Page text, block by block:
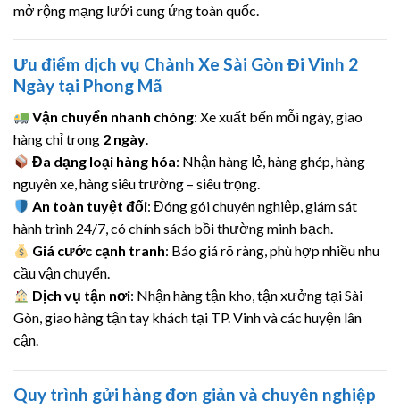
mở rộng mạng lưới cung ứng toàn quốc.
Ưu điểm dịch vụ Chành Xe Sài Gòn Đi Vinh 2
Ngày tại Phong Mã
Vận chuyển nhanh chóng: Xe xuất bến mỗi ngày, giao
hàng chỉ trong 2 ngày.
Đa dạng loại hàng hóa: Nhận hàng lẻ, hàng ghép, hàng
nguyên xe, hàng siêu trường – siêu trọng.
An toàn tuyệt đối: Đóng gói chuyên nghiệp, giám sát
hành trình 24/7, có chính sách bồi thường minh bạch.
Giá cước cạnh tranh: Báo giá rõ ràng, phù hợp nhiều nhu
cầu vận chuyển.
Dịch vụ tận nơi: Nhận hàng tận kho, tận xưởng tại Sài
Gòn, giao hàng tận tay khách tại TP. Vinh và các huyện lân
cận.
Quy trình gửi hàng đơn giản và chuyên nghiệp